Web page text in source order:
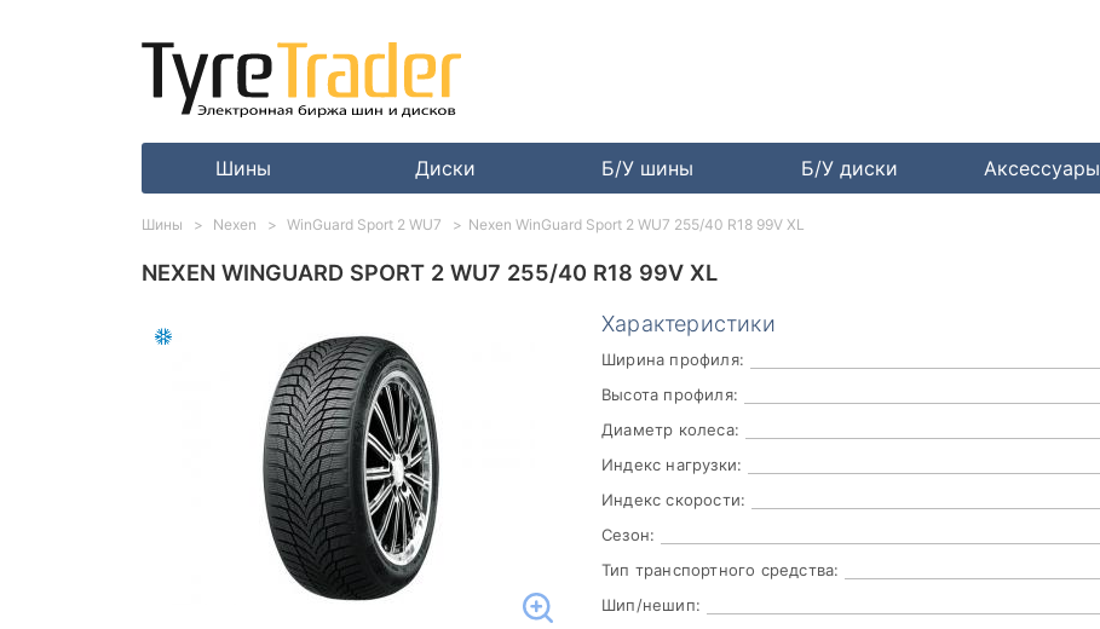
Шины Диски Б/У шины Б/У диски Аксессуары
NEXEN WINGUARD SPORT 2 WU7 255/40 R18 99V XL
Характеристики
Ширина профиля:
Высота профиля:
Диаметр колеса:
Индекс нагрузки:
Индекс скорости:
Сезон:
Тип транспортного средства:
Шип/нешип:
Шины Nexen WinGuard Sport 2 WU7 Nexen WinGuard Sport 2 WU7 255/40 R18 99V XL